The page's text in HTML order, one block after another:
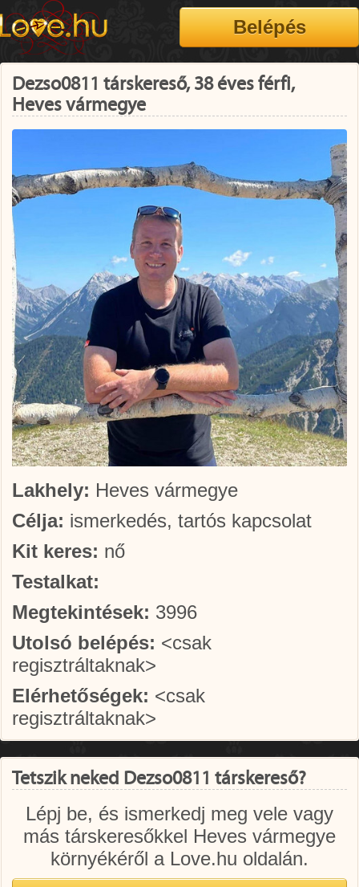
Dezso0811 társkereső, 38 éves férfi,
Heves vármegye
Lakhely: Heves vármegye
Célja: ismerkedés, tartós kapcsolat
Kit keres: nő
Testalkat:
Megtekintések: 3996
Utolsó belépés: <csak
regisztráltaknak>
Elérhetőségek: <csak
regisztráltaknak>
Tetszik neked Dezso0811 társkereső?
Lépj be, és ismerkedj meg vele vagy
más társkeresőkkel Heves vármegye
környékéről a Love.hu oldalán.